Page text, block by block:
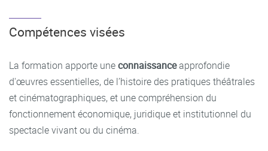
Compétences visées
La formation apporte uneconnaissanceapprofondie
d'œuvres essentielles, de l’histoire des pratiques théâtrales
et cinématographiques, et une compréhension du
fonctionnement économique, juridique et institutionnel du
spectacle vivant ou du cinéma.